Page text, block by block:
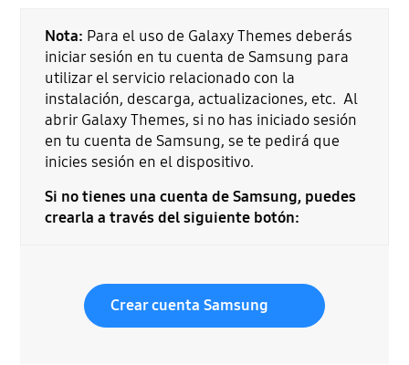
Nota: Para el uso de Galaxy Themes deberás
iniciar sesión en tu cuenta de Samsung para
utilizar el servicio relacionado con la
instalación, descarga, actualizaciones, etc. Al
abrir Galaxy Themes, si no has iniciado sesión
en tu cuenta de Samsung, se te pedirá que
inicies sesión en el dispositivo.
Si no tienes una cuenta de Samsung, puedes
crearla a través del siguiente botón:
Crear cuenta Samsung